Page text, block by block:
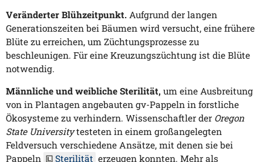
Veränderter Blühzeitpunkt. Aufgrund der langen
Generationszeiten bei Bäumen wird versucht, eine frühere
Blüte zu erreichen, um Züchtungsprozesse zu
beschleunigen. Für eine Kreuzungszüchtung ist die Blüte
notwendig.
Männliche und weibliche Sterilität, um eine Ausbreitung
von in Plantagen angebauten gv-Pappeln in forstliche
Ökosysteme zu verhindern. Wissenschaftler der Oregon
State Universitytesteten in einem großangelegten
Feldversuch verschiedene Ansätze, mit denen sie bei
Pappeln
Sterilität erzeugen konnten. Mehr als